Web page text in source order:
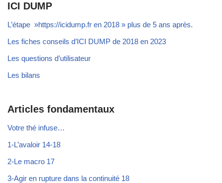
ICI DUMP
L’étape »https://icidump.fr en 2018 » plus de 5 ans après.
Les fiches conseils d’ICI DUMP de 2018 en 2023
Les questions d’utilisateur
Les bilans
Articles fondamentaux
Votre thé infuse…
1-L’avaloir 14-18
2-Le macro 17
3-Agir en rupture dans la continuité 18